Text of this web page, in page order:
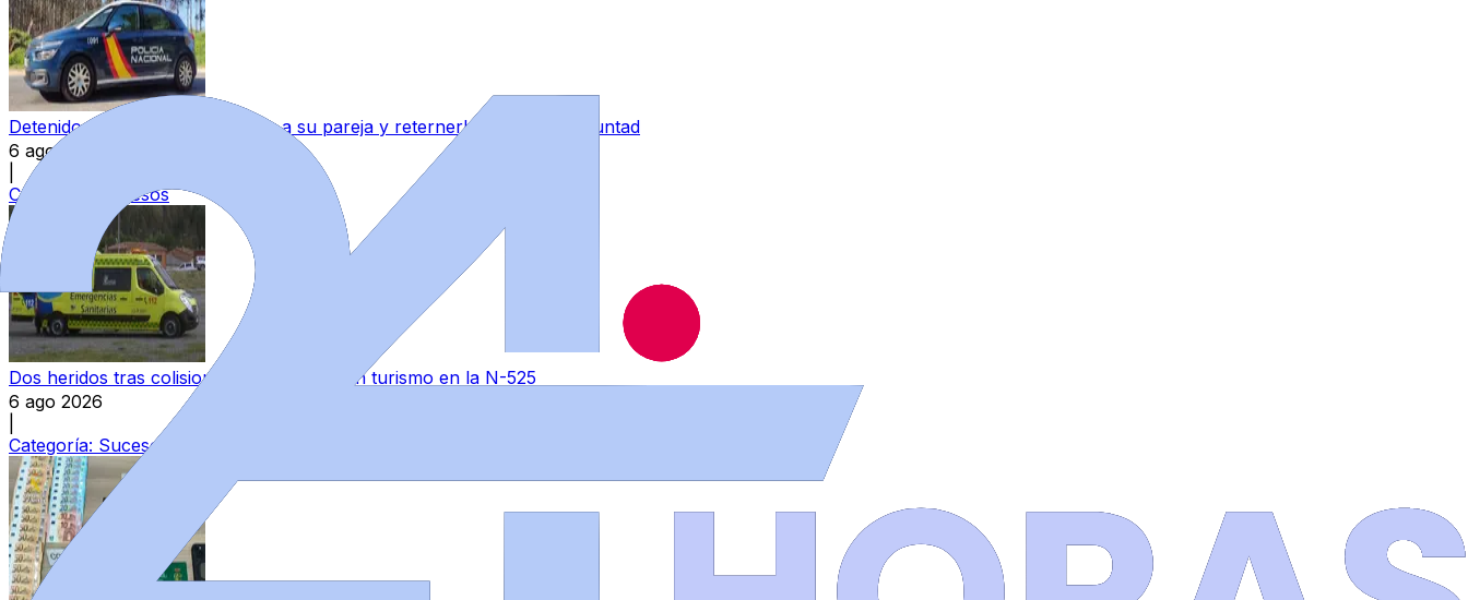
Detenido en Zamora por agredir a su pareja y reternerla contra su voluntad
6 ago 2026
Categoría:
Sucesos
Dos heridos tras colisionar un camión y un turismo en la N-525
6 ago 2026
Categoría: Sucesos